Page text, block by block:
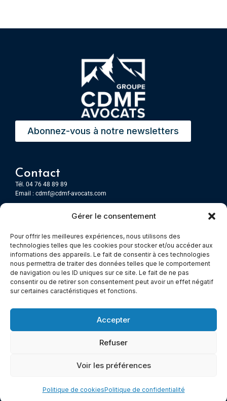
Gérer le consentement
Pour offrir les meilleures expériences, nous utilisons des
technologies telles que les cookies pour stocker et/ou accéder aux
informations des appareils. Le fait de consentir à ces technologies
nous permettra de traiter des données telles que le comportement
de navigation ou les ID uniques sur ce site. Le fait de ne pas
consentir ou de retirer son consentement peut avoir un effet négatif
sur certaines caractéristiques et fonctions.
Accepter
Refuser
Voir les préférences
Politique de cookiesPolitique de confidentialité
Abonnez-vous à notre newsletters
Contact
Tél. 04 76 48 89 89
Email : cdmf@cdmf-avocats.com
7 Place Firmin Gautier
CS 80476
38016 GRENOBLE, Cedex 1
Chambery
Immeuble le Paris
73000 Chambéry
© All rights reserved
Mentions légales –Cookies – Politiques de confidentialité